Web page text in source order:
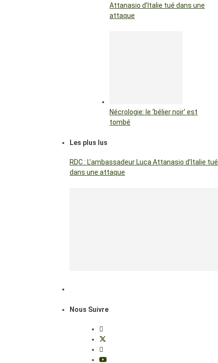
Attanasio d’Italie tué dans une
attaque
Nécrologie: le ‘bélier noir’ est
tombé
Les plus lus
RDC : L’ambassadeur Luca Attanasio d’Italie tué
dans une attaque
Nous Suivre